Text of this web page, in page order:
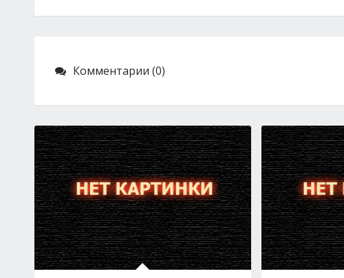
Комментарии (0)